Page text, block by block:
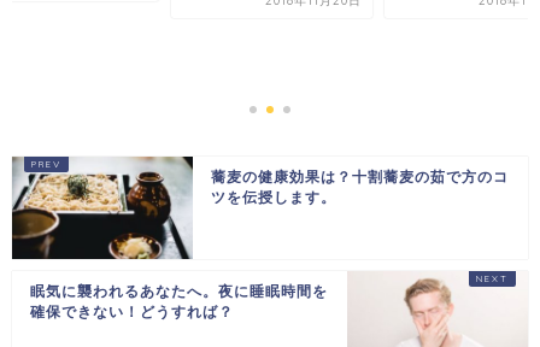
蕎麦の健康効果は？十割蕎麦の茹で方のコ
ツを伝授します。
眠気に襲われるあなたへ。夜に睡眠時間を
確保できない！どうすれば？